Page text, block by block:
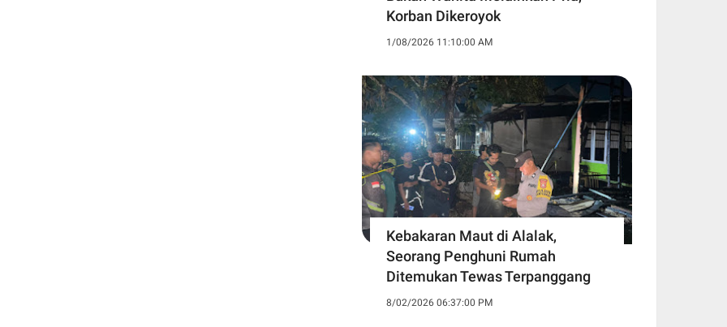
Korban Dikeroyok
1/08/2026 11:10:00 AM
Kebakaran Maut di Alalak,
Seorang Penghuni Rumah
Ditemukan Tewas Terpanggang
8/02/2026 06:37:00 PM